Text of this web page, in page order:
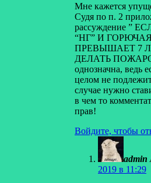
Мне кажется
Судя по п. 2
рассуждение ”
“НГ” И
ПРЕВЫШАЕТ 7
ДЕЛАТЬ
однозначна, ведь
целом не
случае нужно
в чем то
прав!
Войдите, чтобы
admin
2019 в 11:29